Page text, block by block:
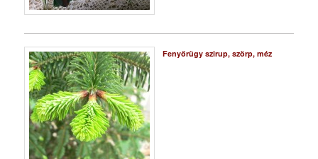
Fenyőrügy szirup, szörp, méz